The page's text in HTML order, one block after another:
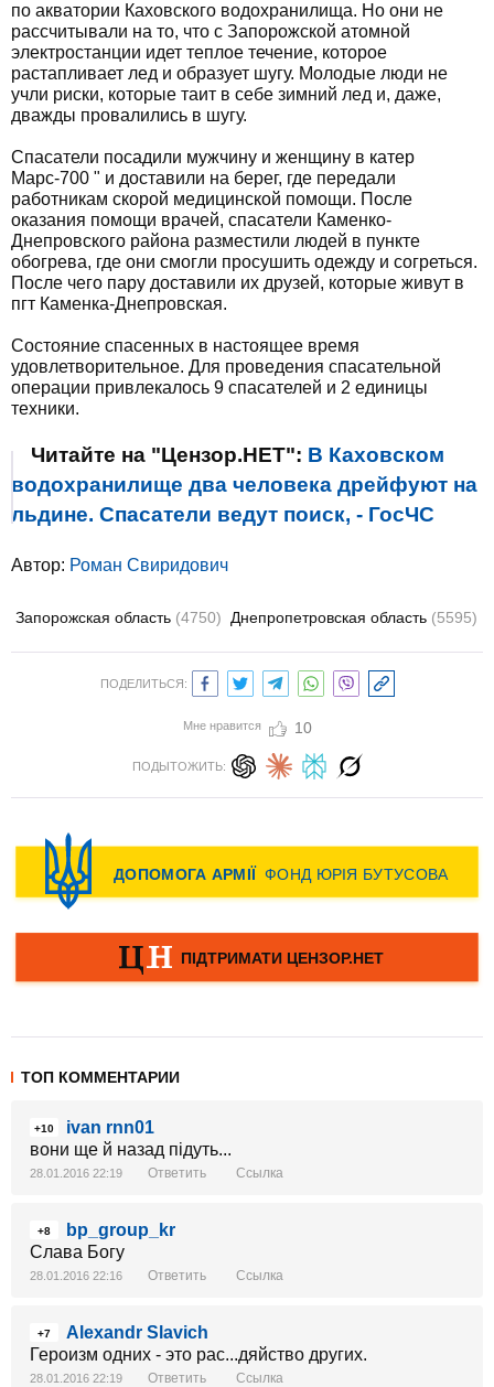
по акватории Каховского водохранилища. Но они не
рассчитывали на то, что с Запорожской атомной
электростанции идет теплое течение, которое
растапливает лед и образует шугу. Молодые люди не
учли риски, которые таит в себе зимний лед и, даже,
дважды провалились в шугу.
Спасатели посадили мужчину и женщину в катер
Марс-700 " и доставили на берег, где передали
работникам скорой медицинской помощи. После
оказания помощи врачей, спасатели Каменко-
Днепровского района разместили людей в пункте
обогрева, где они смогли просушить одежду и согреться.
После чего пару доставили их друзей, которые живут в
пгт Каменка-Днепровская.
Состояние спасенных в настоящее время
удовлетворительное. Для проведения спасательной
операции привлекалось 9 спасателей и 2 единицы
техники.
Читайте на "Цензор.НЕТ": В Каховском
водохранилище два человека дрейфуют на
льдине. Спасатели ведут поиск, - ГосЧС
Автор: Роман Свиридович
Запорожская область (4750) Днепропетровская область (5595)
ПОДЕЛИТЬСЯ:
Мне нравится 10
ПОДЫТОЖИТЬ:
ТОП КОММЕНТАРИИ
+10
ivan rnn01
вони ще й назад підуть...
28.01.2016 22:19 Ответить Ссылка
+8
bp_group_kr
Слава Богу
28.01.2016 22:16 Ответить Ссылка
+7
Alexandr Slavich
Героизм одних - это рас...дяйство других.
28.01.2016 22:19 Ответить Ссылка